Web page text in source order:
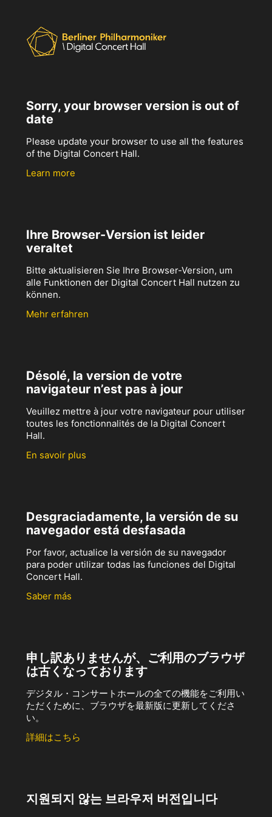
Sorry, your browser version is out of
date
Please update your browser to use all the features
of the Digital Concert Hall.
Learn more
Ihre Browser-Version ist leider
veraltet
Bitte aktualisieren Sie Ihre Browser-Version, um
alle Funktionen der Digital Concert Hall nutzen zu
können.
Mehr erfahren
Désolé, la version de votre
navigateur n’est pas à jour
Veuillez mettre à jour votre navigateur pour utiliser
toutes les fonctionnalités de la Digital Concert
Hall.
En savoir plus
Desgraciadamente, la versión de su
navegador está desfasada
Por favor, actualice la versión de su navegador
para poder utilizar todas las funciones del Digital
Concert Hall.
Saber más
申し訳ありませんが、ご利用のブラウザ
は古くなっております
デジタル・コンサートホールの全ての機能をご利用い
ただくために、ブラウザを最新版に更新してくださ
い。
詳細はこちら
지원되지 않는 브라우저 버전입니다